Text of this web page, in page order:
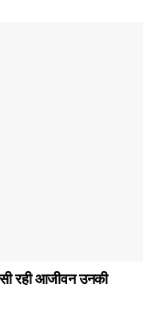
रही आजीवन उनकी